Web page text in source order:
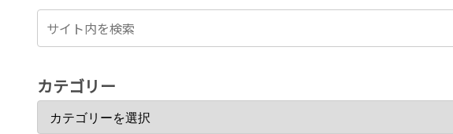
カテゴリー